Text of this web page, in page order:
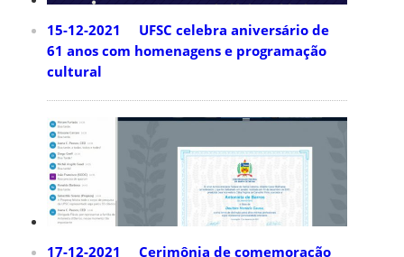
15-12-2021 UFSC celebra aniversário de
61 anos com homenagens e programação
cultural
17-12-2021 Cerimônia de comemoração